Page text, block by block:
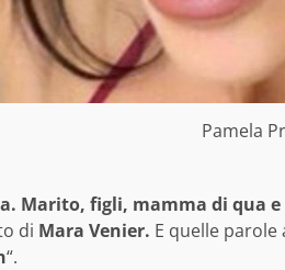
Pamela
Marito, figli, mamma di qua e
di Mara Venier. E quelle parole
“.